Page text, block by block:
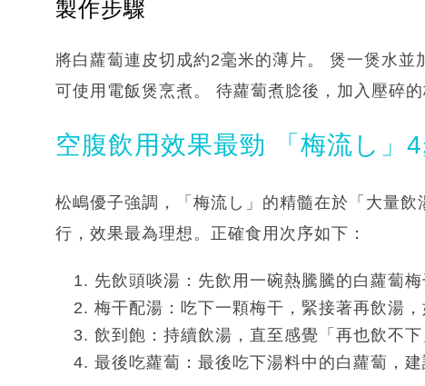
製作步驟
將白蘿蔔連皮切成約2毫米的薄片。 煲一煲水
可使用電飯煲烹煮。 待蘿蔔煮腍後，加入壓碎
空腹飲用效果最勁 「梅流し」
松嶋優子強調，「梅流し」的精髓在於「大量
行，效果最為理想。正確食用次序如下：
先飲頭啖湯：先飲用一碗熱騰騰的白蘿蔔梅
梅干配湯：吃下一顆梅干，緊接著再飲湯，
飲到飽：持續飲湯，直至感覺「再也飲不下
最後吃蘿蔔：最後吃下湯料中的白蘿蔔，